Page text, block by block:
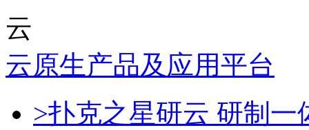
云
云原生产品及应用平台
>扑克之星研云 研制